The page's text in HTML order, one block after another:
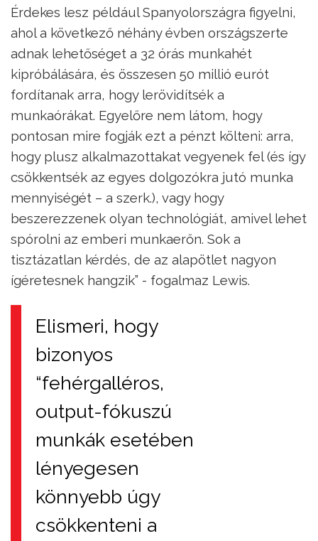
Érdekes lesz például Spanyolországra figyelni,
ahol a következő néhány évben országszerte
adnak lehetőséget a 32 órás munkahét
kipróbálására, és összesen 50 millió eurót
fordítanak arra, hogy lerövidítsék a
munkaórákat. Egyelőre nem látom, hogy
pontosan mire fogják ezt a pénzt költeni: arra,
hogy plusz alkalmazottakat vegyenek fel (és így
csökkentsék az egyes dolgozókra jutó munka
mennyiségét – a szerk.), vagy hogy
beszerezzenek olyan technológiát, amivel lehet
spórolni az emberi munkaerőn. Sok a
tisztázatlan kérdés, de az alapötlet nagyon
ígéretesnek hangzik” - fogalmaz Lewis.
Elismeri, hogy
bizonyos
“fehérgalléros,
output-fókuszú
munkák esetében
lényegesen
könnyebb úgy
csökkenteni a